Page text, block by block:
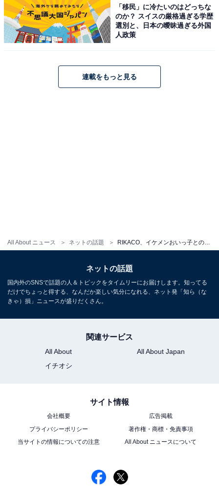
All About ニュース ネットの話題 RIKACO、イケメンおいっ子との顔出しツーショット！ Def Tech・Microとのスリーショットも披露
「移民」に冷たいのはどっちな
のか？ スイスの厳格過ぎる学歴
選別と、日本の曖昧過ぎる外国
人政策
連載をもっと見る
ネットの話題
国内外のSNSで話題の人＆トピックをタイムリーにお届けします。知ってる
だけでちょっと得する、なんだか楽しい気分になれる、ネット発「知ら（な
きゃ）損」ニュースが盛りだくさん。
関連サービス
All About
All About Japan
イチオシ
サイト情報
会社概要
広告掲載
プライバシーポリシー
著作権・商標・免責事項
当サイトの情報についての注意
All About ニュースについて